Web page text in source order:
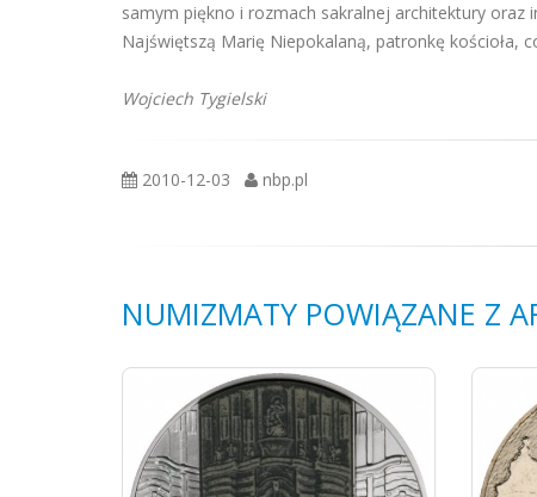
samym piękno i rozmach sakralnej architektury oraz
Najświętszą Marię Niepokalaną, patronkę kościoła,
Wojciech Tygielski
2010-12-03 nbp.pl
NUMIZMATY POWIĄZANE Z